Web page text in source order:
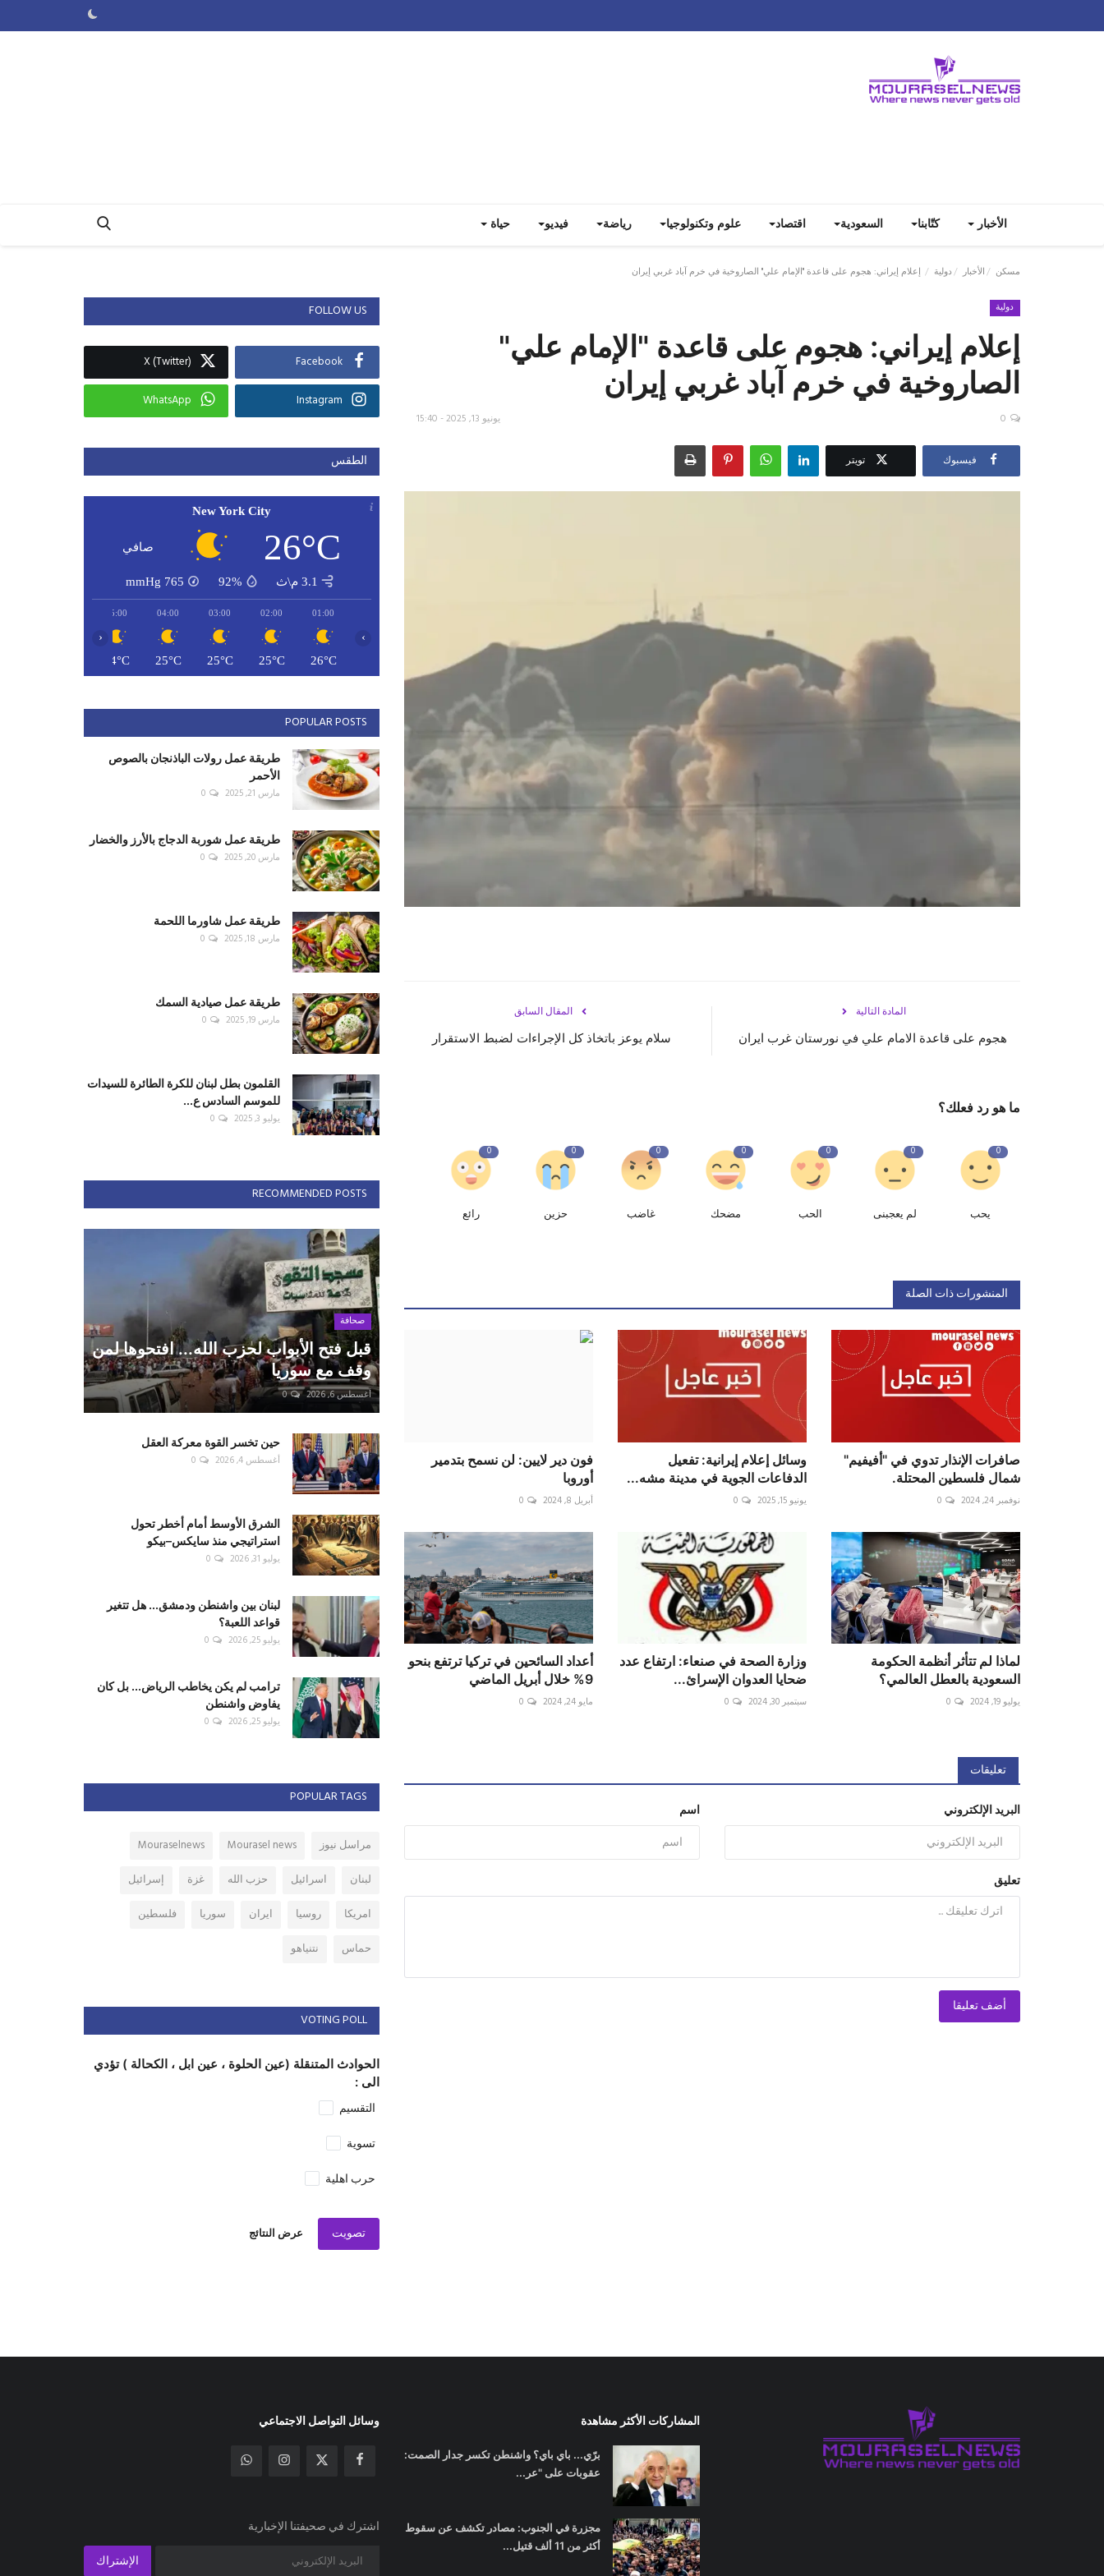
الأخبار كتّابنا السعودية اقتصاد علوم وتكنولوجيا رياضة فيديو حياة
مسكن الأخبار دولية إعلام إيراني: هجوم على قاعدة "الإمام علي" الصاروخية في خرم آباد غربي إيران ⁧‫
دولية
إعلام إيراني: هجوم على قاعدة "الإمام علي"
الصاروخية في خرم آباد غربي إيران ⁧‫
يونيو 13, 2025 - 15:40 0
فيسبوك تويتر
المقال السابق
سلام يوعز باتخاذ كل الإجراءات لضبط الاستقرار
المادة التالية
هجوم على قاعدة الامام علي في نورستان غرب ايران
ما هو رد فعلك؟
0
يحب
0
لم يعجبنى
0
الحب
0
مضحك
0
غاضب
0
حزين
0
رائع
المنشورات ذات الصلة
صافرات الإنذار تدوي في "أفيفيم"
شمال فلسطين المحتلة.
نوفمبر 24, 2024 0
وسائل إعلام إيرانية: تفعيل
الدفاعات الجوية في مدينة مشه...
يونيو 15, 2025 0
فون دير لايين: لن نسمح بتدمير
أوروبا
أبريل 8, 2024 0
لماذا لم تتأثر أنظمة الحكومة
السعودية بالعطل العالمي؟
يوليو 19, 2024 0
‏وزارة الصحة في صنعاء: ارتفاع عدد
ضحايا العدوان الإسرائ...
سبتمبر 30, 2024 0
أعداد السائحين في تركيا ترتفع بنحو
9% خلال أبريل الماضي
مايو 24, 2024 0
تعليقات
اسم البريد الإلكتروني
تعليق
أضف تعليقا
FOLLOW US
Facebook
X (Twitter)
Instagram
WhatsApp
الطقس
New York City
26°C صافي
3.1 م\ث 92%
765
mmHg
01:00
26°C
02:00
25°C
03:00
25°C
04:00
25°C
05:00
24°C
‹ ›
POPULAR POSTS
طريقة عمل رولات الباذنجان بالصوص
الأحمر
مارس 21, 2025 0
طريقة عمل شوربة الدجاج بالأرز والخضار
مارس 20, 2025 0
طريقة عمل شاورما اللحمة
مارس 18, 2025 0
طريقة عمل صيادية السمك
مارس 19, 2025 0
القلمون بطل لبنان للكرة الطائرة للسيدات
للموسم السادس ع...
يوليو 3, 2025 0
RECOMMENDED POSTS
صحافة
قبل فتح الأبواب لحزب الله... افتحوها لمن
وقف مع سوريا
أغسطس 6, 2026 0
حين تخسر القوة معركة العقل
أغسطس 4, 2026 0
الشرق الأوسط أمام أخطر تحول
استراتيجي منذ سايكس–بيكو
يوليو 31, 2026 0
لبنان بين واشنطن ودمشق... هل تتغير
قواعد اللعبة؟
يوليو 25, 2026 0
ترامب لم يكن يخاطب الرياض... بل كان
يفاوض واشنطن
يوليو 25, 2026 0
POPULAR TAGS
مراسل نيوز Mourasel news
Mouraselnews
لبنان
اسرائيل حزب الله غزة
إسرائيل
امريكا
روسيا ايران سوريا
فلسطين
حماس
نتنياهو
VOTING POLL
الحوادث المتنقلة (عين الحلوة ، عين ابل ، الكحالة ) تؤدي
الى :
التقسيم
تسوية
حرب اهلية
تصويت عرض النتائج
المشاركات الأكثر مشاهدة
برّي... باي باي؟ واشنطن تكسر جدار الصمت:
عقوبات على "عر...
مجزرة في الجنوب: مصادر تكشف عن سقوط
أكثر من 11 ألف قتيل...
وسائل التواصل الاجتماعي
اشترك في صحيفتنا الإخبارية
الإشتراك